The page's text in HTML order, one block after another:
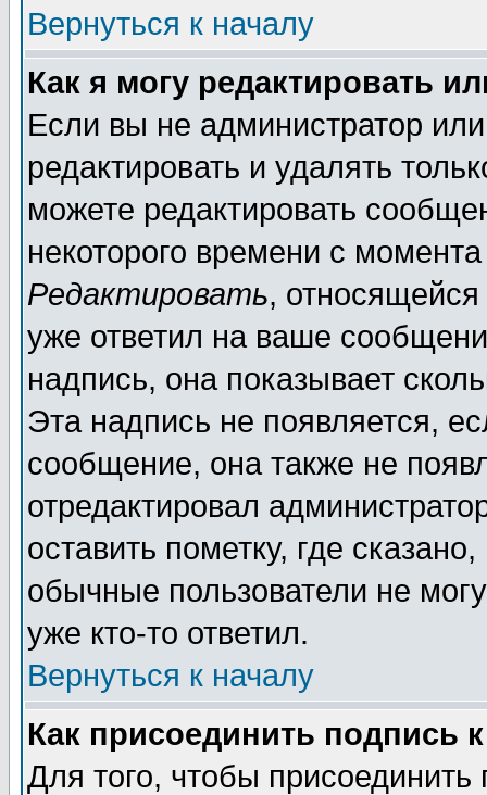
Вернуться к началу
Как я могу редактировать
Если вы не администратор
редактировать и удалять
можете редактировать
некоторого времени с
Редактировать,
уже ответил на ваше
надпись, она показывает
Эта надпись не появляется,
сообщение, она также не
отредактировал
оставить пометку, где
обычные пользователи не
уже кто-то ответил.
Вернуться к началу
Как присоединить подпись
Для того, чтобы